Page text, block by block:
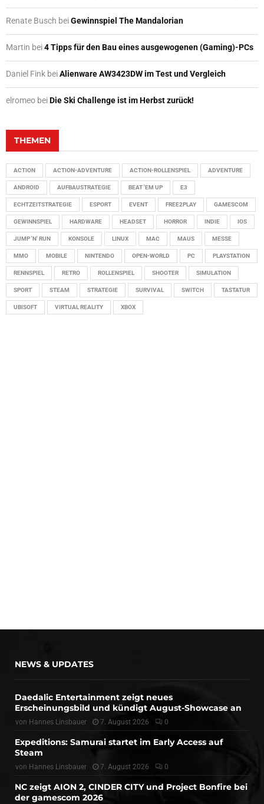
Renate Busch beiGewinnspiel The Mandalorian
Martin bei4 Tipps für den Bau eines ausgewogenen (Gaming)-PCs
Daniel Fink beiAlienware AW3423DW im Test und Vergleich
elromeo beiDie Ski Challenge ist im Herbst zurück!
THEMEN
ACTION ACTION-ADVENTURE ACTION-ROLLENSPIEL ADVENTURE
ANDROID AUFBAUSTRATEGIE BEAT 'EM UP E3
ECHTZEITSTRATEGIE ESPORT EVENT FREE2PLAY GAMESCOM
GEWINNSPIEL HARDWARE HEADSET HORROR INDIE IOS
JUMP 'N' RUN KONSOLE LINUX MAC MAUS MESSE
MMO MOBILE NINTENDO OPEN-WORLD PC PLAYSTATION
RENNSPIEL RETRO ROLLENSPIEL SHOOTER SIMULATION
SPORT STEAM STRATEGIE SURVIVAL SWITCH TASTATUR
UBISOFT VIRTUAL REALITY XBOX
NEWS & UPDATES
Daedalic Entertainment zeigt neues
Erscheinungsbild und kündigt August-Showcase an
von Hannes Linsbauer 7. August 2026 0
Expeditions: Samurai startet im Early Access auf
Steam
von Hannes Linsbauer 7. August 2026 0
NC zeigt AION 2, CINDER CITY und Project Bonfire bei
der gamescom 2026